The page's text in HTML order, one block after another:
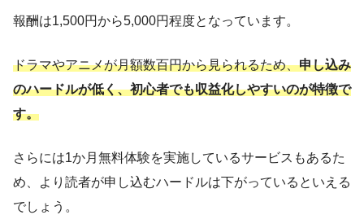
報酬は1,500円から5,000円程度となっています。
ドラマやアニメが月額数百円から見られるため、申し込み
のハードルが低く、初心者でも収益化しやすいのが特徴で
す。
さらには1か月無料体験を実施しているサービスもあるた
め、より読者が申し込むハードルは下がっているといえる
でしょう。